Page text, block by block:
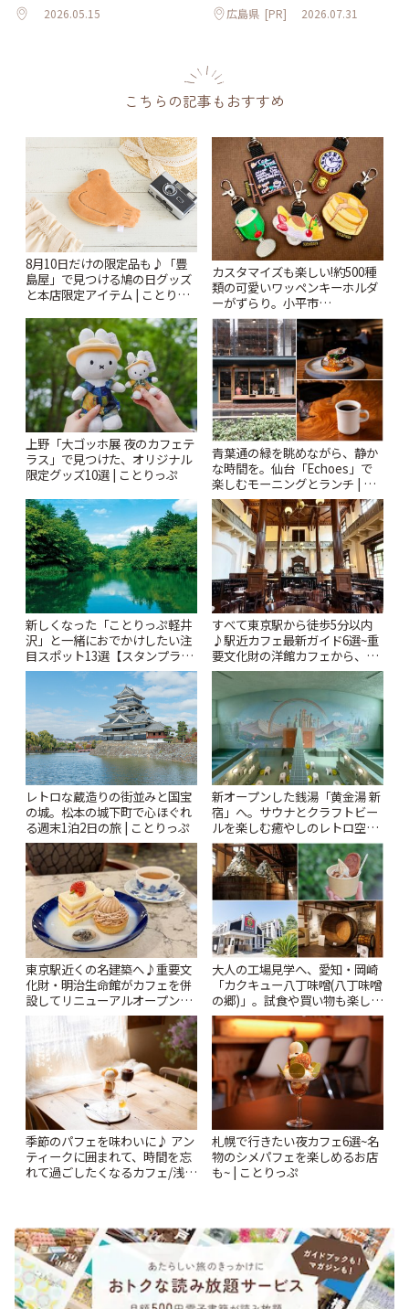
2026.05.15 広島県 [PR] 2026.07.31
こちらの記事もおすすめ
8月10日だけの限定品も♪「豊
島屋」で見つける鳩の日グッズ
と本店限定アイテム | ことりっ
カスタマイズも楽しい!約500種
類の可愛いワッペンキーホルダ
ーがずらり。小平市
「Kimamaya T&K」 | ことりっ
ぷ
上野「大ゴッホ展 夜のカフェテ
ラス」で見つけた、オリジナル
限定グッズ10選 | ことりっぷ
青葉通の緑を眺めながら、静か
な時間を。仙台「Echoes」で
楽しむモーニングとランチ | こ
とりっぷ
新しくなった「ことりっぷ軽井
沢」と一緒におでかけしたい注
目スポット13選【スタンプラリ
ー開催中】 | ことりっぷ
すべて東京駅から徒歩5分以内
♪駅近カフェ最新ガイド6選~重
要文化財の洋館カフェから、改
札すぐのレトロ喫茶まで~ | こと
レトロな蔵造りの街並みと国宝
の城。松本の城下町で心ほぐれ
る週末1泊2日の旅 | ことりっぷ
新オープンした銭湯「黄金湯 新
宿」へ。サウナとクラフトビー
ルを楽しむ癒やしのレトロ空間
| ことりっぷ
東京駅近くの名建築へ♪重要文
化財・明治生命館がカフェを併
設してリニューアルオープン
「明治安田CAFE 丸の内」 | こ
大人の工場見学へ、愛知・岡崎
「カクキュー八丁味噌(八丁味噌
の郷)」。試食や買い物も楽しみ
♪ | ことりっぷ
季節のパフェを味わいに♪ アン
ティークに囲まれて、時間を忘
れて過ごしたくなるカフェ/浅草
札幌で行きたい夜カフェ6選~名
物のシメパフェを楽しめるお店
も~ | ことりっぷ